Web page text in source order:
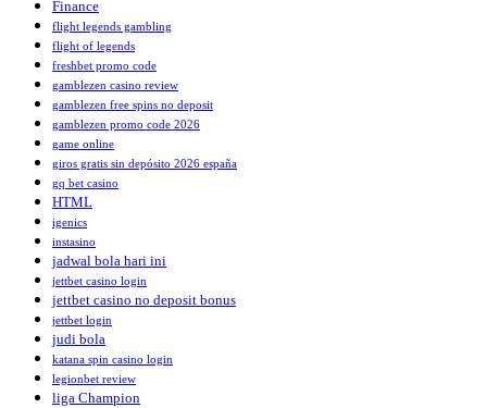
Finance
flight legends gambling
flight of legends
freshbet promo code
gamblezen casino review
gamblezen free spins no deposit
gamblezen promo code 2026
game online
giros gratis sin depósito 2026 españa
gq bet casino
HTML
igenics
instasino
jadwal bola hari ini
jettbet casino login
jettbet casino no deposit bonus
jettbet login
judi bola
katana spin casino login
legionbet review
liga Champion